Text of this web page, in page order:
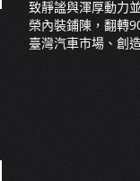
致靜謐與渾厚動力
榮內裝鋪陳，翻轉
臺灣汽車市場、創